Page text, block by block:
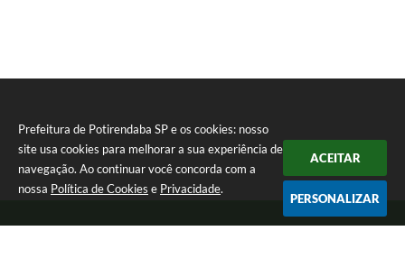
Prefeitura de Potirendaba SP e os cookies: nosso
site usa cookies para melhorar a sua experiência de
navegação. Ao continuar você concorda com a
nossa Política de Cookies e Privacidade.
ACEITAR
PERSONALIZAR